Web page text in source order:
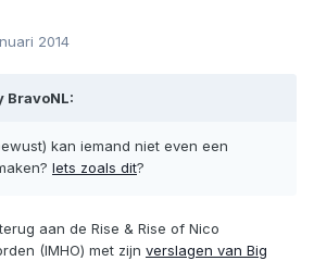
2014
BravoNL:
kan iemand niet even een
Iets zoals dit?
aan de Rise & Rise of Nico
(IMHO) met zijn verslagen van Big